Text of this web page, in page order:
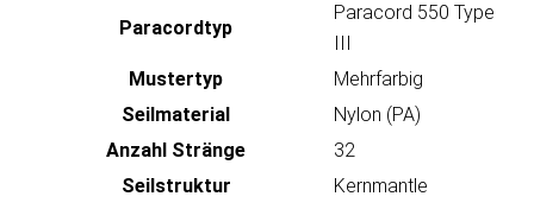
Paracordtyp
Paracord 550 Type
III
Mustertyp
Mehrfarbig
Seilmaterial
Nylon (PA)
Anzahl Stränge
32
Seilstruktur
Kernmantle